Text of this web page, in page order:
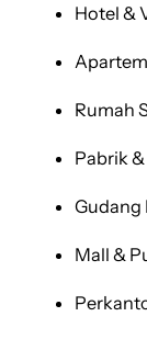
Hotel &
Rumah
Pabrik
Gudang
Mall &